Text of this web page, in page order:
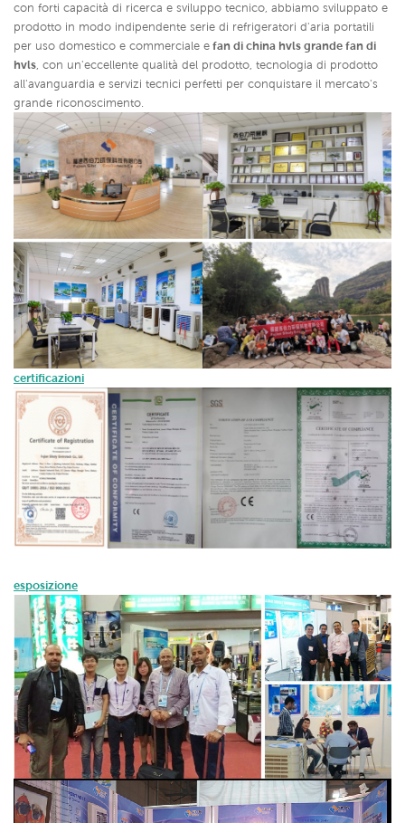
con forti capacità di ricerca e sviluppo tecnico, abbiamo sviluppato e
prodotto in modo indipendente serie di refrigeratori d'aria portatili
per uso domestico e commerciale e fan di china hvls grande fan di
hvls, con un'eccellente qualità del prodotto, tecnologia di prodotto
all'avanguardia e servizi tecnici perfetti per conquistare il mercato's
grande riconoscimento.
certificazioni
esposizione